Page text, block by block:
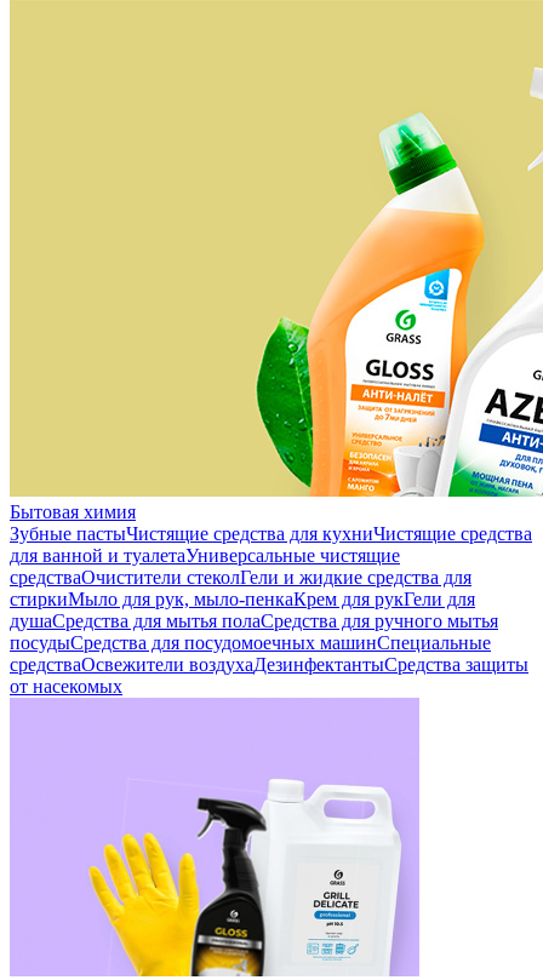
Бытовая химия
Зубные пастыЧистящие средства для кухниЧистящие средства
для ванной и туалетаУниверсальные чистящие
средстваОчистители стеколГели и жидкие средства для
стиркиМыло для рук, мыло-пенкаКрем для рукГели для
душаСредства для мытья полаСредства для ручного мытья
посудыСредства для посудомоечных машинСпециальные
средстваОсвежители воздухаДезинфектантыСредства защиты
от насекомых